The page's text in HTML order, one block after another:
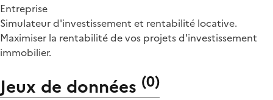
Entreprise
Simulateur d'investissement et rentabilité locative.
Maximiser la rentabilité de vos projets d'investissement
immobilier.
Jeux de données (0)